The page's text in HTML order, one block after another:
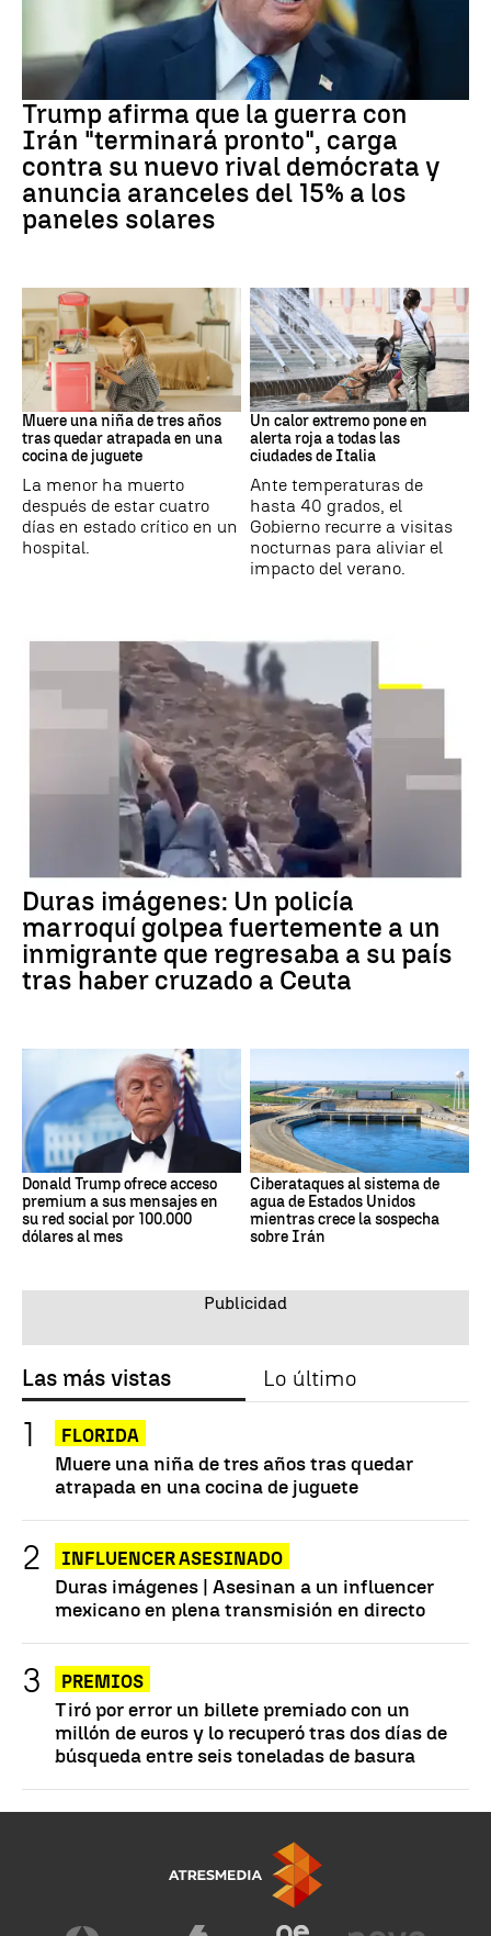
Trump afirma que la guerra con
Irán "terminará pronto", carga
contra su nuevo rival demócrata y
anuncia aranceles del 15% a los
paneles solares
FLORIDA
Muere una niña de tres años
tras quedar atrapada en una
cocina de juguete
La menor ha muerto
después de estar cuatro
días en estado crítico en un
hospital.
Calor extremo
Un calor extremo pone en
alerta roja a todas las
ciudades de Italia
Ante temperaturas de
hasta 40 grados, el
Gobierno recurre a visitas
nocturnas para aliviar el
impacto del verano.
Duras imágenes: Un policía
marroquí golpea fuertemente a un
inmigrante que regresaba a su país
tras haber cruzado a Ceuta
Donald Trump ofrece acceso
premium a sus mensajes en
su red social por 100.000
dólares al mes
Ciberataques al sistema de
agua de Estados Unidos
mientras crece la sospecha
sobre Irán
Las más vistas Lo último
FLORIDA
Muere una niña de tres años tras quedar
atrapada en una cocina de juguete
INFLUENCER ASESINADO
Duras imágenes | Asesinan a un influencer
mexicano en plena transmisión en directo
PREMIOS
Tiró por error un billete premiado con un
millón de euros y lo recuperó tras dos días de
búsqueda entre seis toneladas de basura